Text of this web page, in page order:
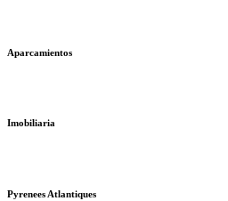
Aparcamientos
Imobiliaria
Pyrenees Atlantiques